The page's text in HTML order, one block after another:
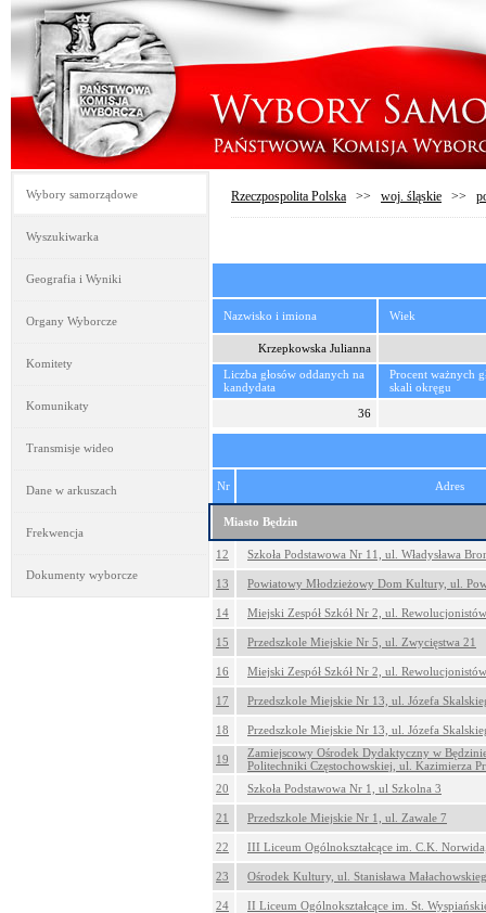
Wybory samorządowe
Wyszukiwarka
Geografia i Wyniki
Organy Wyborcze
Komitety
Komunikaty
Transmisje wideo
Dane w arkuszach
Frekwencja
Dokumenty wyborcze
Rzeczpospolita Polska >> woj. śląskie >>
Nazwisko i imiona Wiek
Krzepkowska Julianna
Liczba głosów oddanych na
kandydata
Procent ważnych
skali okręgu
36
Nr Adres
Miasto Będzin
12 Szkoła Podstawowa Nr 11, ul. Władysława
13 Powiatowy Młodzieżowy Dom Kultury, ul.
14 Miejski Zespół Szkół Nr 2, ul.
15 Przedszkole Miejskie Nr 5, ul. Zwycięstwa 21
16 Miejski Zespół Szkół Nr 2, ul.
17 Przedszkole Miejskie Nr 13, ul. Józefa
18 Przedszkole Miejskie Nr 13, ul. Józefa
19
Zamiejscowy Ośrodek Dydaktyczny w
Politechniki Częstochowskiej, ul. Kazimierza
20
Szkoła Podstawowa Nr 1, ul Szkolna 3
21 Przedszkole Miejskie Nr 1, ul. Zawale 7
22 III Liceum Ogólnokształcące im. C.K.
23 Ośrodek Kultury, ul. Stanisława
24 II Liceum Ogólnokształcące im. St.